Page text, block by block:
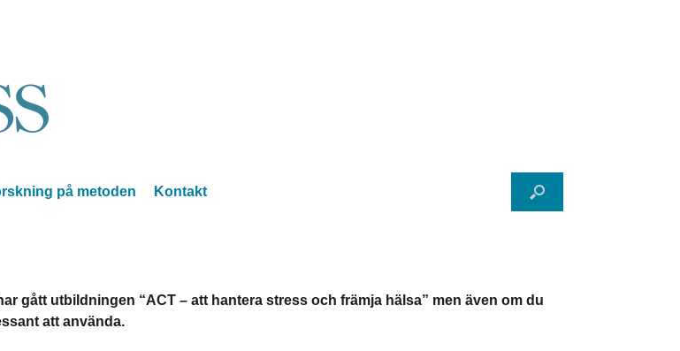
på metoden Kontakt
gått utbildningen “ACT – att hantera stress och främja hälsa” men även om du
att använda.